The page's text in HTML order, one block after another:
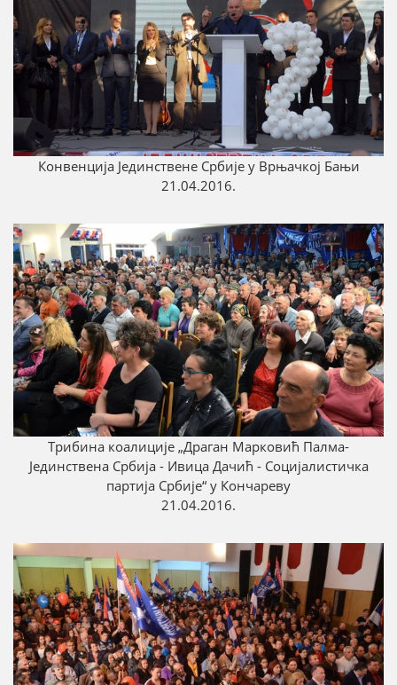
Конвенција Јединствене Србије у Врњачкој Бањи
21.04.2016.
Трибина коалиције „Драган Марковић Палмa-
Јединствена Србија - Ивица Дачић - Социјалистичка
партија Србије“ у Кончареву
21.04.2016.